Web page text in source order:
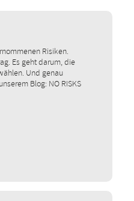
Risiken.
Es geht darum, die
Und genau
Blog: NO RISKS